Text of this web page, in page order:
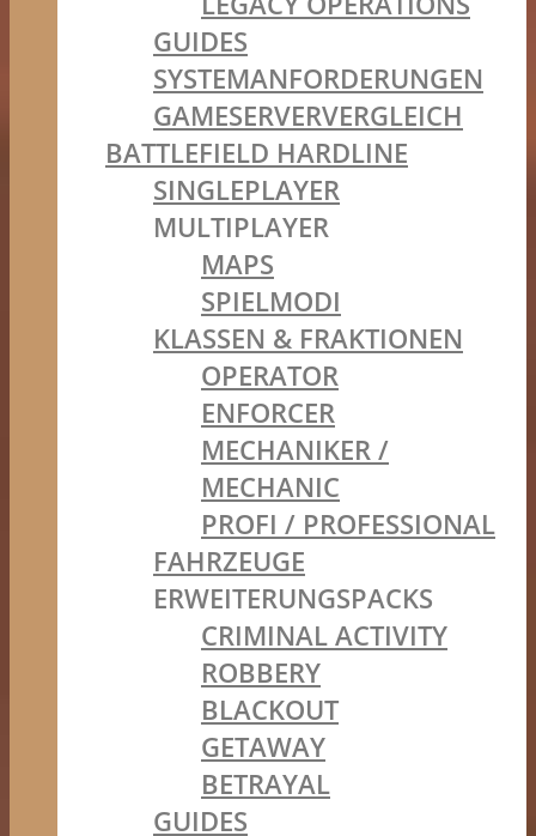
GUIDES
SYSTEMANFORDERUNGEN
GAMESERVERVERGLEICH
BATTLEFIELD HARDLINE
SINGLEPLAYER
MULTIPLAYER
MAPS
SPIELMODI
KLASSEN & FRAKTIONEN
OPERATOR
ENFORCER
MECHANIKER /
MECHANIC
PROFI / PROFESSIONAL
FAHRZEUGE
ERWEITERUNGSPACKS
CRIMINAL ACTIVITY
ROBBERY
BLACKOUT
GETAWAY
BETRAYAL
GUIDES